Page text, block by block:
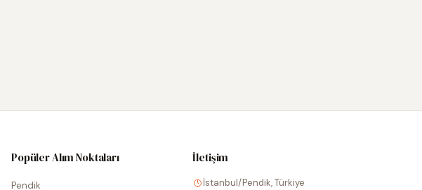
Popüler Alım Noktaları
Pendik
İletişim
İstanbul/Pendik, Türkiye